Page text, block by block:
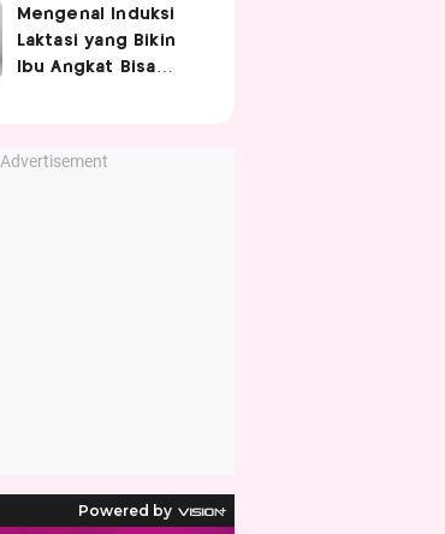
Timnas Indonesia
Ivar Jenner
Mengenal Induksi
Laktasi yang Bikin
Ibu Angkat Bisa
Advertisement